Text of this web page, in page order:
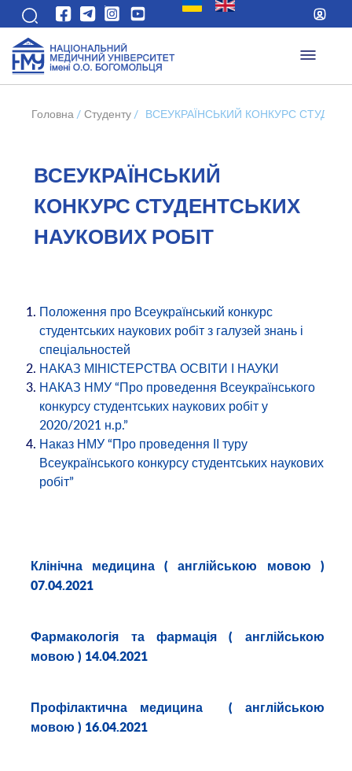
Головна / Студенту / ВСЕУКРАЇНСЬКИЙ КОНКУРС
ВСЕУКРАЇНСЬКИЙ
КОНКУРС СТУДЕНТСЬКИХ
НАУКОВИХ РОБІТ
Положення про Всеукраїнський конкурс
студентських наукових робіт з галузей знань і
спеціальностей
НАКАЗ МІНІСТЕРСТВА ОСВІТИ І НАУКИ
НАКАЗ НМУ “Про проведення Всеукраїнського
конкурсу студентських наукових робіт у
2020/2021 н.р.”
Наказ НМУ “Про проведення ІІ туру
Всеукраїнського конкурсу студентських наукових
робіт”
Клінічна медицина( англійською мовою )
07.04.2021
Фармакологія та фармація( англійською
мовою ) 14.04.2021
Профілактична медицина ( англійською
мовою ) 16.04.2021